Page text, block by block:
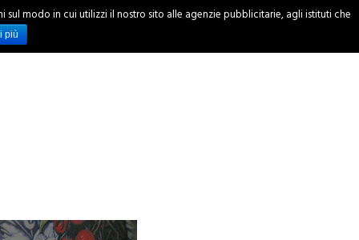
INCHIESTE
modo in cui utilizzi il nostro sito alle agenzie pubblicitarie, agli istituti che
più